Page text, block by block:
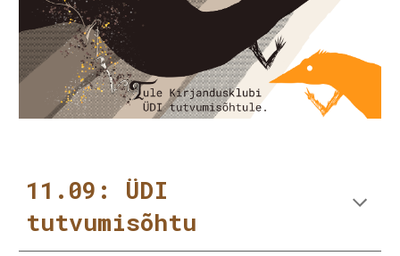
11.09: ÜDI
tutvumisõhtu